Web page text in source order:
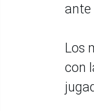
ante
Los
con